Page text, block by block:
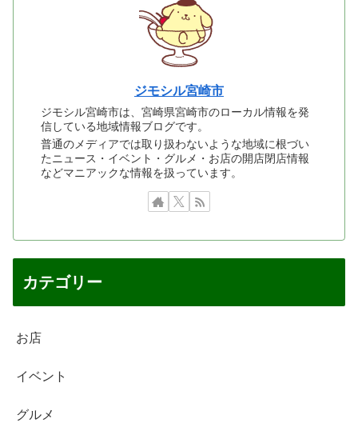
ジモシル宮崎市
ジモシル宮崎市は、宮崎県宮崎市のローカル情報を発
信している地域情報ブログです。
普通のメディアでは取り扱わないような地域に根づい
たニュース・イベント・グルメ・お店の開店閉店情報
などマニアックな情報を扱っています。
カテゴリー
お店
イベント
グルメ